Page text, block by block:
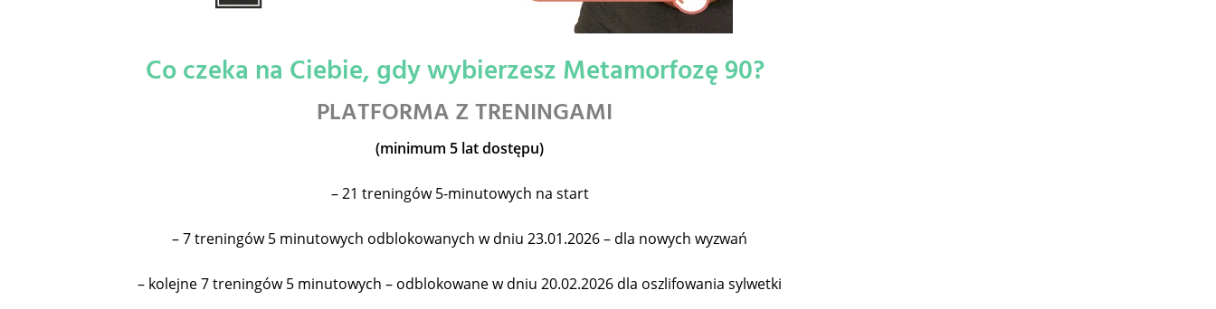
Co czeka na Ciebie, gdy wybierzesz Metamorfozę 90?
PLATFORMA Z TRENINGAMI
(minimum 5 lat dostępu)
– 21 treningów 5-minutowych na start
– 7 treningów 5 minutowych odblokowanych w dniu 23.01.2026 – dla nowych wyzwań
– kolejne 7 treningów 5 minutowych – odblokowane w dniu 20.02.2026 dla oszlifowania sylwetki